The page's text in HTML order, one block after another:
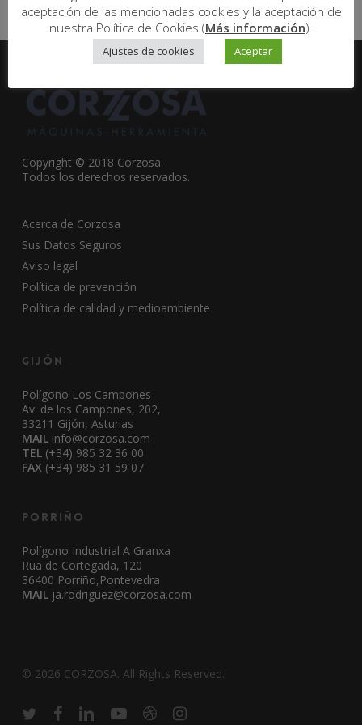
Copyright © 2018 Corzosa.
Todos los derechos reservados.
Acerca de Corzosa
Sus Datos Seguros
Aviso legal
Política de prevención
Política de calidad y medioambiente
Gijón
Polígono Los Campones
Av. de los Campones, 202,
33211 Gijón, Asturias
MAIL info@corzosa.com
TEL (+34) 985 32 36 00
FAX(+34) 985 31 59 07
Porriño
Polígono Industrial A Granxa
Rua de Cortegada, 120
36400 Porriño,Pontevedra
MAILja.rodriguez@corzosa.com
© 2026 CORZOSA. All Rights Reserved.
twitterfacebooklinkedinyoutubedribbbleinstagram
aceptación de las mencionadas cookies y la aceptación de
nuestra Política de Cookies (Más información).
Ajustes de cookies Aceptar